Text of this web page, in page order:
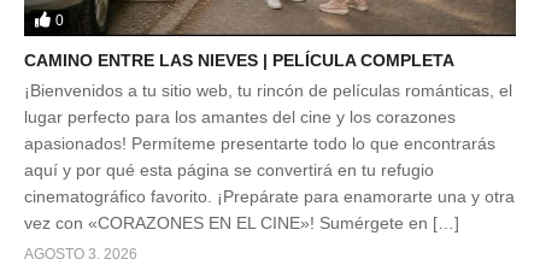
0
CAMINO ENTRE LAS NIEVES | PELÍCULA COMPLETA
¡Bienvenidos a tu sitio web, tu rincón de películas románticas, el
lugar perfecto para los amantes del cine y los corazones
apasionados! Permíteme presentarte todo lo que encontrarás
aquí y por qué esta página se convertirá en tu refugio
cinematográfico favorito. ¡Prepárate para enamorarte una y otra
vez con «CORAZONES EN EL CINE»! Sumérgete en […]
AGOSTO 3, 2026